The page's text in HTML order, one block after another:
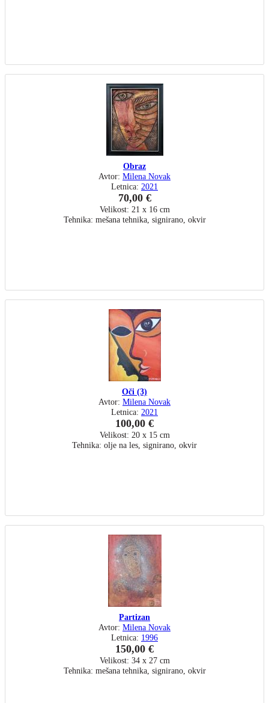
Obraz
Avtor: Milena Novak
Letnica: 2021
70,00 €
Velikost: 21 x 16 cm
Tehnika: mešana tehnika, signirano, okvir
Oči (3)
Avtor: Milena Novak
Letnica: 2021
100,00 €
Velikost: 20 x 15 cm
Tehnika: olje na les, signirano, okvir
Partizan
Avtor: Milena Novak
Letnica: 1996
150,00 €
Velikost: 34 x 27 cm
Tehnika: mešana tehnika, signirano, okvir